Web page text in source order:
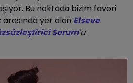
Bu noktada bizim favori
yer alan Elseve
Serum'u